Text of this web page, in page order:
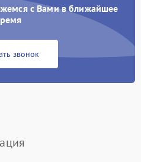
с Вами в ближайшее
звонок